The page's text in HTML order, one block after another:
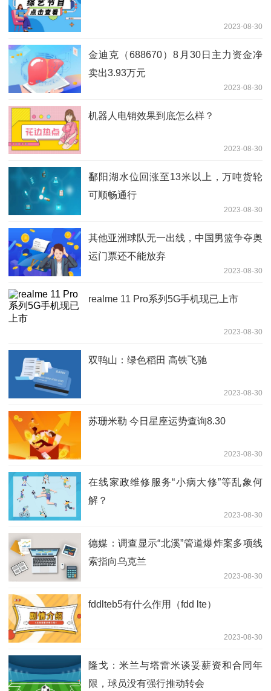
2023-08-30
金迪克（688670）8月30日主力资金净
卖出3.93万元
2023-08-30
机器人电销效果到底怎么样？
2023-08-30
鄱阳湖水位回涨至13米以上，万吨货轮
可顺畅通行
2023-08-30
其他亚洲球队无一出线，中国男篮争夺奥
运门票还不能放弃
2023-08-30
realme 11 Pro系列5G手机现已上市
2023-08-30
双鸭山：绿色稻田 高铁飞驰
2023-08-30
苏珊米勒 今日星座运势查询8.30
2023-08-30
在线家政维修服务“小病大修”等乱象何
解？
2023-08-30
德媒：调查显示“北溪”管道爆炸案多项线
索指向乌克兰
2023-08-30
fddlteb5有什么作用（fdd lte）
2023-08-30
隆戈：米兰与塔雷米谈妥薪资和合同年
限，球员没有强行推动转会